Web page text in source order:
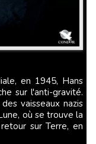
sur l'anti-gravité.
vaisseaux nazis
où se trouve la
sur Terre, en